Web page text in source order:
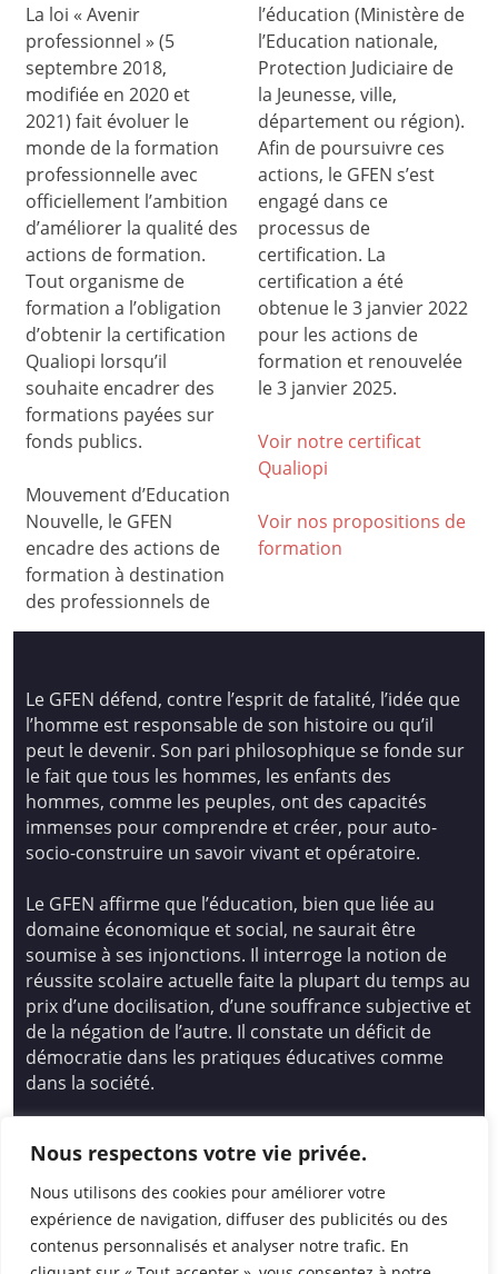
Nous respectons votre vie privée.
Nous utilisons des cookies pour améliorer votre
expérience de navigation, diffuser des publicités ou des
contenus personnalisés et analyser notre trafic. En
La loi « Avenir
professionnel » (5
septembre 2018,
modifiée en 2020 et
2021) fait évoluer le
monde de la formation
professionnelle avec
officiellement l’ambition
d’améliorer la qualité des
actions de formation.
Tout organisme de
formation a l’obligation
d’obtenir la certification
Qualiopi lorsqu’il
souhaite encadrer des
formations payées sur
fonds publics.
Mouvement d’Education
Nouvelle, le GFEN
encadre des actions de
formation à destination
des professionnels de
l’éducation (Ministère de
l’Education nationale,
Protection Judiciaire de
la Jeunesse, ville,
département ou région).
Afin de poursuivre ces
actions, le GFEN s’est
engagé dans ce
processus de
certification. La
certification a été
obtenue le 3 janvier 2022
pour les actions de
formation et renouvelée
le 3 janvier 2025.
Voir notre certificat
Qualiopi
Voir nos propositions de
formation
Le GFEN défend, contre l’esprit de fatalité, l’idée que
l’homme est responsable de son histoire ou qu’il
peut le devenir. Son pari philosophique se fonde sur
le fait que tous les hommes, les enfants des
hommes, comme les peuples, ont des capacités
immenses pour comprendre et créer, pour auto-
socio-construire un savoir vivant et opératoire.
Le GFEN affirme que l’éducation, bien que liée au
domaine économique et social, ne saurait être
soumise à ses injonctions. Il interroge la notion de
réussite scolaire actuelle faite la plupart du temps au
prix d’une docilisation, d’une souffrance subjective et
de la négation de l’autre. Il constate un déficit de
démocratie dans les pratiques éducatives comme
dans la société.
Nouvelle
14 avenue Spinoza 94200 Ivry Sur Seine
01 46 72 53 17 – gfen@gfen.asso.fr